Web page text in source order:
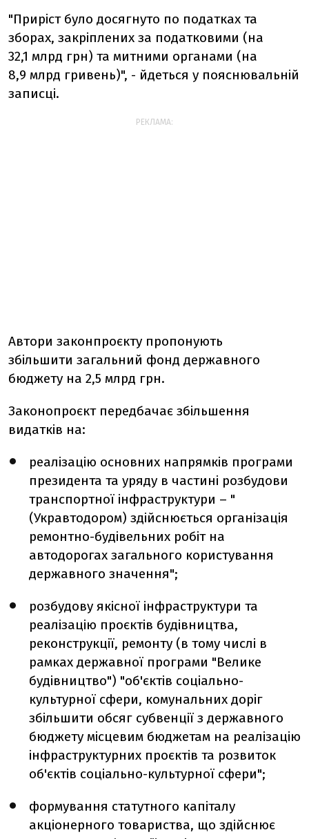
"Приріст було досягнуто по податках та
зборах, закріплених за податковими (на
32,1 млрд грн) та митними органами (на
8,9 млрд гривень)", - йдеться у пояснювальній
записці.
РЕКЛАМА:
Автори законпроєкту пропонують
збільшити загальний фонд державного
бюджету на 2,5 млрд грн.
Законопроєкт передбачає збільшення
видатків на:
реалізацію основних напрямків програми
президента та уряду в частині розбудови
транспортної інфраструктури – "
(Укравтодором) здійснюється організація
ремонтно-будівельних робіт на
автодорогах загального користування
державного значення";
розбудову якісної інфраструктури та
реалізацію проєктів будівництва,
реконструкції, ремонту (в тому числі в
рамках державної програми "Велике
будівництво") "об'єктів соціально-
культурної сфери, комунальних доріг
збільшити обсяг субвенції з державного
бюджету місцевим бюджетам на реалізацію
інфраструктурних проєктів та розвиток
об'єктів соціально-культурної сфери";
формування статутного капіталу
акціонерного товариства, що здійснює